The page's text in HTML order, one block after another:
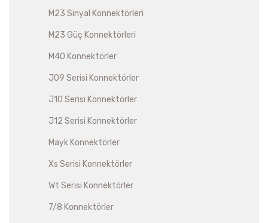
M23 Sinyal Konnektörleri
M23 Güç Konnektörleri
M40 Konnektörler
J09 Serisi Konnektörler
J10 Serisi Konnektörler
J12 Serisi Konnektörler
Mayk Konnektörler
Xs Serisi Konnektörler
Wt Serisi Konnektörler
7/8 Konnektörler